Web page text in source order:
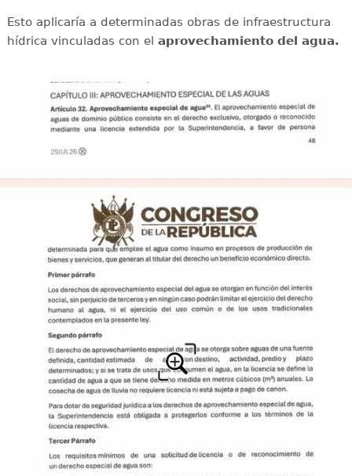
Esto aplicaría a determinadas obras de infraestructura
hídrica vinculadas con el aprovechamiento del agua.